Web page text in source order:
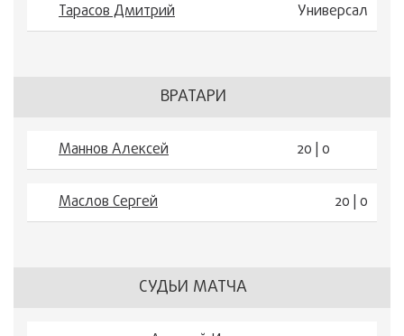
Тарасов Дмитрий
Универсал
ВРАТАРИ
Маннов Алексей 20 | 0
Маслов Сергей 20 | 0
СУДЬИ МАТЧА